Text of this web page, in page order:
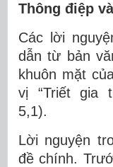
Thông điệp
Các lời
dẫn từ bản
khuôn mặt
vị “Triết gia
5,1).
Lời nguyện
đề chính.